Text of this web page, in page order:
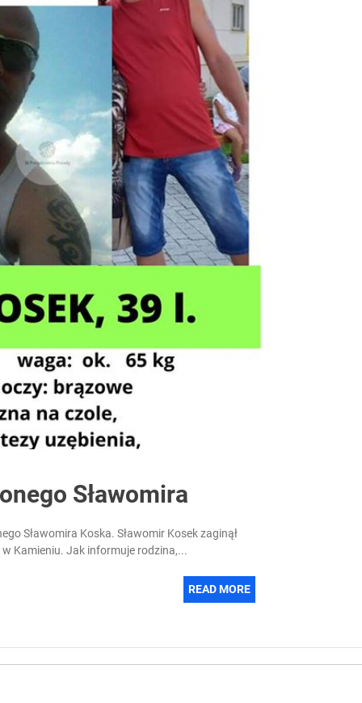
Sławomira
Sławomira Koska. Sławomir Kosek zaginął
Kamieniu. Jak informuje rodzina,...
READ MORE